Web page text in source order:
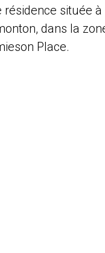
résidence située à
dans la
Place.